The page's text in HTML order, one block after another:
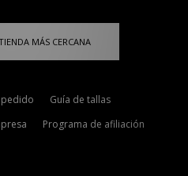
MÁS CERCANA
Guía de tallas
Programa de afiliación